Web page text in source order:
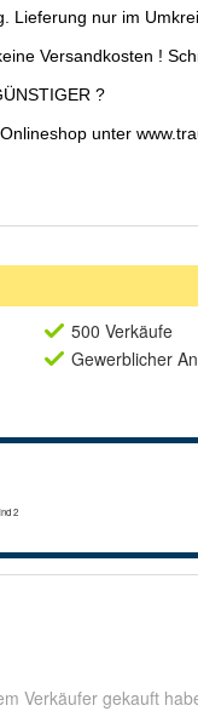
500 Verkäufe
Gewerblicher
Verkäufer gekauft